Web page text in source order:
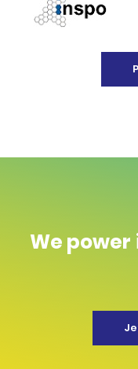
We